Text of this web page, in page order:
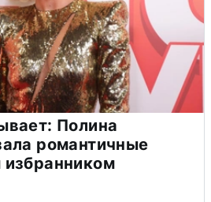
Полина
романтичные